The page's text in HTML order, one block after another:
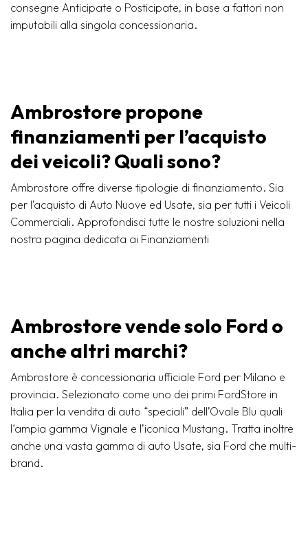
consegne Anticipate o Posticipate, in base a fattori non
imputabili alla singola concessionaria.
Ambrostore propone
finanziamenti per l’acquisto
dei veicoli? Quali sono?
Ambrostore offre diverse tipologie di finanziamento. Sia
per l'acquisto di Auto Nuove ed Usate, sia per tutti i Veicoli
Commerciali. Approfondisci tutte le nostre soluzioni nella
nostra pagina dedicata ai Finanziamenti
Ambrostore vende solo Ford o
anche altri marchi?
Ambrostore è concessionaria ufficiale Ford per Milano e
provincia. Selezionato come uno dei primi FordStore in
Italia per la vendita di auto “speciali” dell’Ovale Blu quali
l‘ampia gamma Vignale e l’iconica Mustang. Tratta inoltre
anche una vasta gamma di auto Usate, sia Ford che multi-
brand.